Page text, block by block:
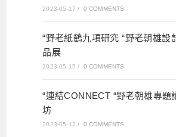
2023-05-17 / 0 COMMENTS
“野老紙鶴九項研究 “野老朝雄設
品展
2023-05-15 / 0 COMMENTS
“連結CONNECT “野老朝雄專題
坊
2023-05-12 / 0 COMMENTS